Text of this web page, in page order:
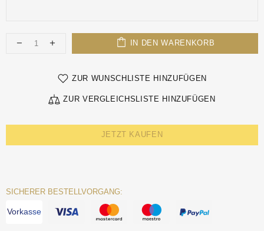
IN DEN WARENKORB
ZUR WUNSCHLISTE HINZUFÜGEN
ZUR VERGLEICHSLISTE HINZUFÜGEN
JETZT KAUFEN
SICHERER BESTELLVORGANG:
Vorkasse